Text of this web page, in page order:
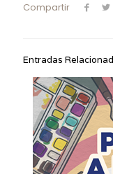
Compartir
Entradas